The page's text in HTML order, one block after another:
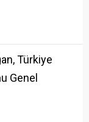
Türkiye
Genel